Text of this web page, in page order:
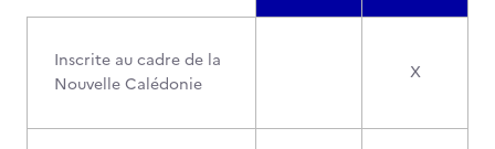
Inscrite au cadre de la
Nouvelle Calédonie
X